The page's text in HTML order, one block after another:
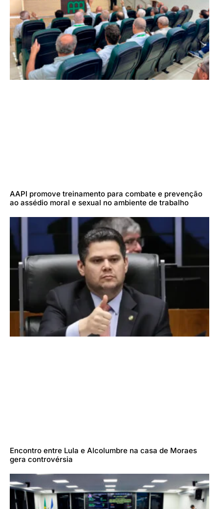
AAPI promove treinamento para combate e prevenção
ao assédio moral e sexual no ambiente de trabalho
Encontro entre Lula e Alcolumbre na casa de Moraes
gera controvérsia